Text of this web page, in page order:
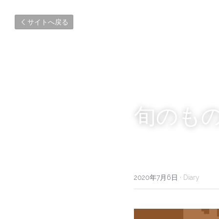
サイトへ戻る
旬のも
2020年7月6日 · Diary